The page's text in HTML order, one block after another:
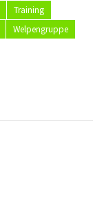
Training
Welpengruppe